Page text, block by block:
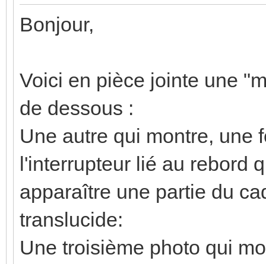
Bonjour,
Voici en pièce jointe une
de dessous :
Une autre qui montre, une
l'interrupteur lié au rebord
apparaître une partie du
translucide:
Une troisième photo qui